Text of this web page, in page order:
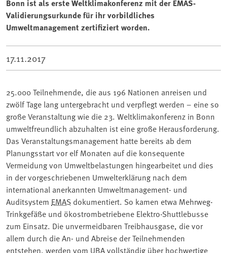
Bonn ist als erste Weltklimakonferenz mit der EMAS-
Validierungsurkunde für ihr vorbildliches
Umweltmanagement zertifiziert worden.
17.11.2017
25.000 Teilnehmende, die aus 196 Nationen anreisen und
zwölf Tage lang untergebracht und verpflegt werden – eine so
große Veranstaltung wie die 23. Weltklimakonferenz in Bonn
umweltfreundlich abzuhalten ist eine große Herausforderung.
Das Veranstaltungsmanagement hatte bereits ab dem
Planungsstart vor elf Monaten auf die konsequente
Vermeidung von Umweltbelastungen hingearbeitet und dies
in der vorgeschriebenen Umwelterklärung nach dem
international anerkannten Umweltmanagement- und
Auditsystem EMAS dokumentiert. So kamen etwa Mehrweg-
Trinkgefäße und ökostrombetriebene Elektro-Shuttlebusse
zum Einsatz. Die unvermeidbaren Treibhausgase, die vor
allem durch die An- und Abreise der Teilnehmenden
entstehen, werden vom UBAvollständig über hochwertige